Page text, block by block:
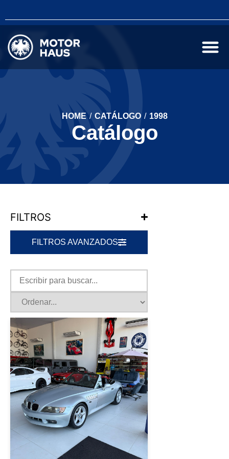
HOME / CATÁLOGO / 1998
Catálogo
FILTROS
FILTROS AVANZADOS
BMW|
BMW Z3 1998 GRIS
USD 7000